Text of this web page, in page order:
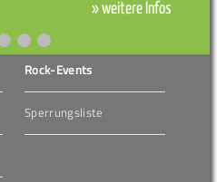
» weitere Infos
Rock-Events
Sperrungsliste